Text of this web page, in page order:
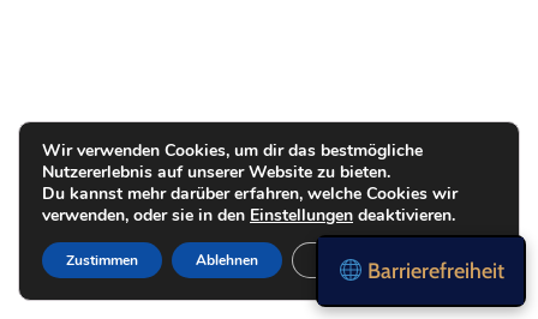
Barrierefreiheit
Wir verwenden Cookies, um dir das bestmögliche
Nutzererlebnis auf unserer Website zu bieten.
Du kannst mehr darüber erfahren, welche Cookies wir
verwenden, oder sie in den Einstellungen deaktivieren.
Zustimmen Ablehnen Einstellungen